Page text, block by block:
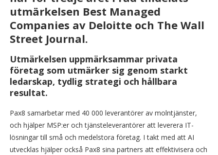
utmärkelsen Best Managed
Companies av Deloitte och The Wall
Street Journal.
Utmärkelsen uppmärksammar privata
företag som utmärker sig genom starkt
ledarskap, tydlig strategi och hållbara
resultat.
Pax8 samarbetar med 40 000 leverantörer av molntjänster,
och hjälper MSP:er och tjänsteleverantörer att leverera IT-
lösningar till små och medelstora företag. I takt med att AI
utvecklas hjälper också Pax8 sina partners att effektivisera och